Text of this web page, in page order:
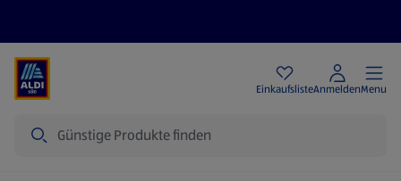
EinkaufslisteAnmeldenMenu